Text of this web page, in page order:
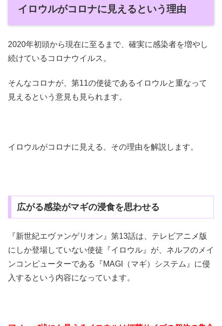
イロウルがコロナに見えるという理由
2020年初頭から現在に至るまで、確実に感染者を増やし
続けているコロナウイルス。
そんなコロナが、第11の使徒であるイロウルと重なって
見えるという意見も見られます。
イロウルがコロナに見える、その理由を解説します。
広がる感染がマギの浸食を思わせる
『新世紀エヴァンゲリオン』第13話は、テレビアニメ版
にしか登場していない使徒『イロウル』が、ネルフのメイ
ンコンピューターである『MAGI（マギ）システム』に侵
入するという内容になっています。